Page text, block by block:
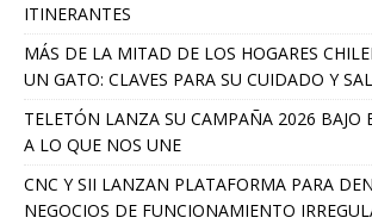
ITINERANTES
MÁS DE LA MITAD DE LOS HOGARES
UN GATO: CLAVES PARA SU CUIDADO Y
TELETÓN LANZA SU CAMPAÑA 2026 BAJO
A LO QUE NOS UNE
CNC Y SII LANZAN PLATAFORMA PARA
NEGOCIOS DE FUNCIONAMIENTO